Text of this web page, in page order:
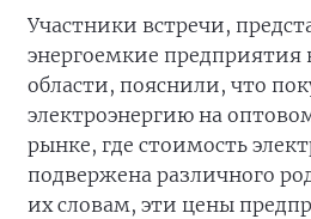
Участники встречи,
энергоемкие предприятия
области, пояснили, что
электроэнергию на
рынке, где стоимость
подвержена различного
их словам, эти цены